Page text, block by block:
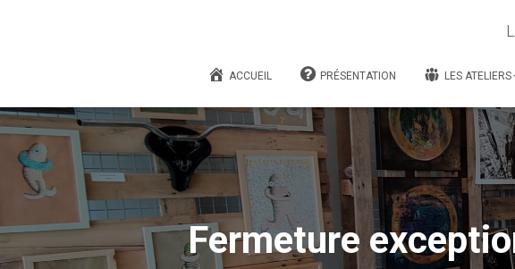
ACCUEIL PRÉSENTATION LES ATELIERS
Fermeture